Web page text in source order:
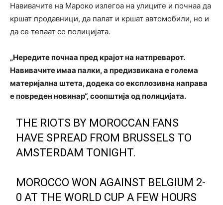
Навивачите на Мароко излегоа на улиците и почнаа да
кршат продавници, да палат и кршат автомобили, но и
да се тепаат со полицијата.
„Нередите почнаа пред крајот на натпреварот.
Навивачите имаа палки, а предизвикана е голема
материјална штета, додека со експлозивна направа
е повреден новинар“, соопштија од полицијата.
THE RIOTS BY MOROCCAN FANS
HAVE SPREAD FROM BRUSSELS TO
AMSTERDAM TONIGHT.
MOROCCO WON AGAINST BELGIUM 2-
0 AT THE WORLD CUP A FEW HOURS